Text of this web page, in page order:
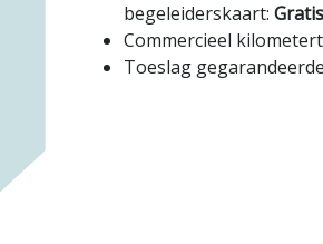
begeleiderskaart: Gratis
Commercieel
Toeslag gegarandeerde